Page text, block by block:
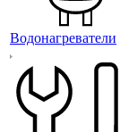
Водонагреватели